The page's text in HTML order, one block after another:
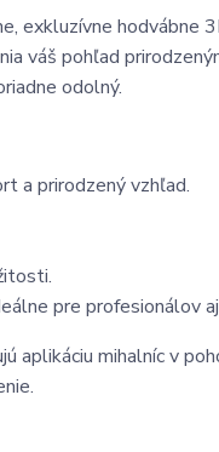
exkluzívne hodvábne
váš pohľad
odolný.
a prirodzený vzhľad.
pre profesionálov
mihalníc v